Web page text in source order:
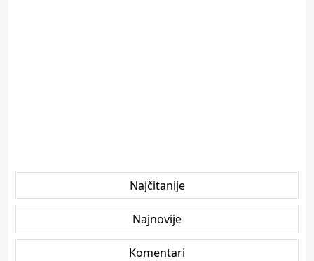
Najčitanije
Najnovije
Komentari